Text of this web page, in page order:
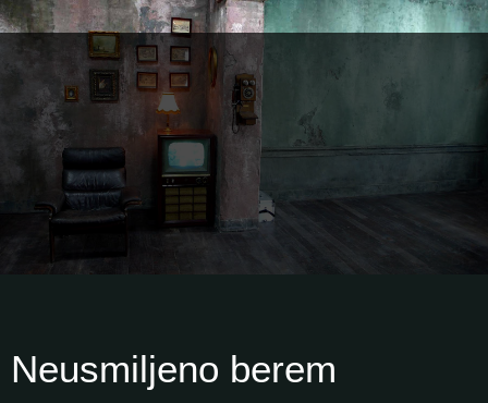
Neusmiljeno berem